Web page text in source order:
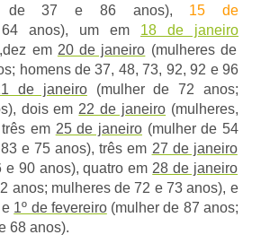
de 37 e 86 anos), 15 de
64 anos), um em 18 de janeiro
dez em 20 de janeiro (mulheres de
homens de 37, 48, 73, 92, 92 e 96
de janeiro(mulher de 72 anos;
dois em 22 de janeiro (mulheres,
em 25 de janeiro (mulher de 54
e 75 anos),três em 27 de janeiro
e 90 anos), quatro em 28 de janeiro
anos; mulheres de 72 e 73 anos), e
1º de fevereiro(mulher de 87 anos;
68 anos).